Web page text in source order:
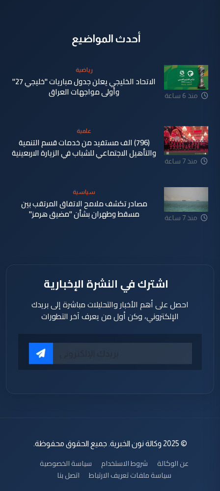
أحدث المواضيع
منذ 6 ساعة
رياضية
الاتحاد الخليجي يعلن جدول مباريات "خليجي 27"
وأولى مواجهات العراق
منذ 7 ساعة
علمية
(796) الف مستفيد من خدمات قسم التنمية
والتأهيل الاجتماعي للشباب في الزيارة الاربعينية
منذ 7 ساعة
سياسية
مصادر تكشف ملامح الاتفاق المرتقب بين
مسقط وطهران بشأن "مضيق هرمز"
اشترك في النشرة الإخبارية
احصل على أهم الأخبار والتحليلات مباشرة إلى بريدك
الإلكتروني، وكن أول من يعرف آخر التطورات
© 2025 وكالة نون الخبرية. جميع الحقوق محفوظة.
عن الوكالة شروط الاستخدام
سياسة الخصوصية
سياسة ملفات تعريف الارتباط
اتصل بنا